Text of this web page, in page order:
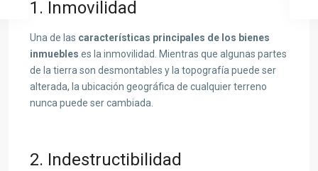
1. Inmovilidad
Una de las características principales de los bienes
inmuebles es la inmovilidad. Mientras que algunas partes
de la tierra son desmontables y la topografía puede ser
alterada, la ubicación geográfica de cualquier terreno
nunca puede ser cambiada.
2. Indestructibilidad